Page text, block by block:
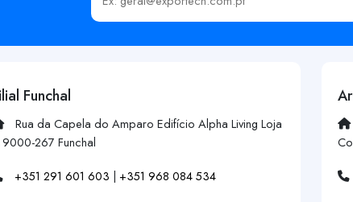
Insira o seu email
Funchal
Rua da Capela do Amparo Edifício Alpha Living Loja
267 Funchal
+351 291 601 603 | +351 968 084 534